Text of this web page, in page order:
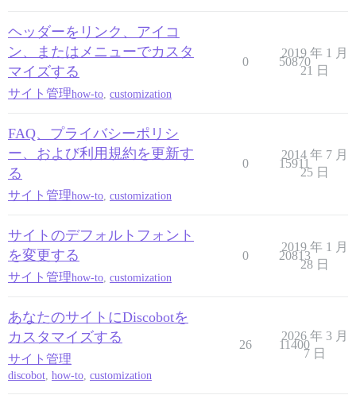
ヘッダーをリンク、アイコ
ン、またはメニューでカスタ
マイズする
サイト管理how-to customization
0 50870
2019 年 1 月
21 日
FAQ、プライバシーポリシ
ー、および利用規約を更新す
る
サイト管理how-to customization
0 15911
2014 年 7 月
25 日
サイトのデフォルトフォント
を変更する
サイト管理how-to customization
0 20813
2019 年 1 月
28 日
あなたのサイトにDiscobotを
カスタマイズする
サイト管理
discobot, how-to, customization
26 11400
2026 年 3 月
7 日